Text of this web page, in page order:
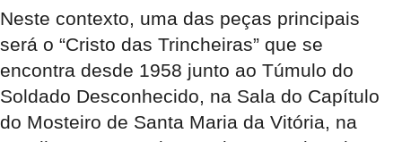
Neste contexto, uma das peças principais
será o “Cristo das Trincheiras” que se
encontra desde 1958 junto ao Túmulo do
Soldado Desconhecido, na Sala do Capítulo
do Mosteiro de Santa Maria da Vitória, na